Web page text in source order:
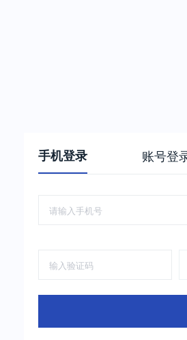
手机登录 账号登